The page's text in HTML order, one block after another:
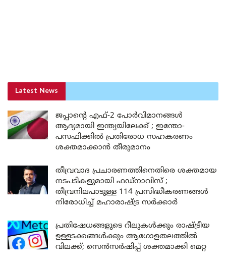
Latest News
ജപ്പാന്റെ എഫ്-2 പോർവിമാനങ്ങൾ
ആദ്യമായി ഇന്ത്യയിലേക്ക് ; ഇന്തോ-
പസഫിക്കിൽ പ്രതിരോധ സഹകരണം
ശക്തമാക്കാൻ തീരുമാനം
തീവ്രവാദ പ്രചാരണത്തിനെതിരെ ശക്തമായ
നടപടികളുമായി ഫഡ്നാവിസ് ;
തീവ്രനിലപാടുള്ള 114 പ്രസിദ്ധീകരണങ്ങൾ
നിരോധിച്ച് മഹാരാഷ്ട്ര സർക്കാർ
പ്രതിഷേധങ്ങളുടെ റീലുകൾക്കും രാഷ്ട്രീയ
ഉള്ളടക്കങ്ങൾക്കും ആഗോളതലത്തിൽ
വിലക്ക്; സെൻസർഷിപ്പ് ശക്തമാക്കി മെറ്റ